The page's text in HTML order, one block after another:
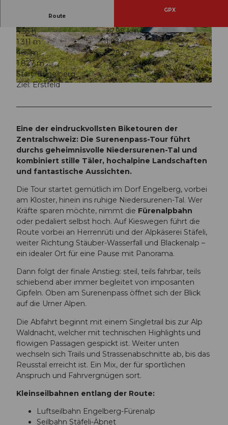
© Denise Rohrer, Bikegenoss Zentralschweiz
© Denise Rohrer, Bikegenoss Zentralschweiz © Denise Rohrer, Bikegenoss Zentralschweiz
Route
GPX
4:55 h
27,98 km
1.311 m
1.834 m
465 m
2.292 m
1.827 m
Start: Engelberg
Ziel: Erstfeld
Eine der eindruckvollsten Biketouren der
Zentralschweiz: Die Surenenpass-Tour führt
durchs geheimnisvolle Niedersurenen-Tal und
kombiniert stille Täler, hochalpine Landschaften
und fantastische Aussichten.
Die Tour startet gemütlich im Dorf Engelberg, vorbei
am Kloster, hinein ins ruhige Niedersurenen-Tal. Wer
Kräfte sparen möchte, nimmt die Fürenalpbahn
oder pedaliert selbst hoch. Auf Kieswegen führt die
Route vorbei an Herrenrüti und der Alpkäserei Stäfeli,
weiter Richtung Stäuber-Wasserfall und Blackenalp –
ein idealer Ort für eine Pause mit Panorama.
Dann folgt der finale Anstieg: steil, teils fahrbar, teils
schiebend aber immer begleitet von imposanten
Gipfeln. Oben am Surenenpass öffnet sich der Blick
auf die Urner Alpen.
Die Abfahrt beginnt mit einem Singletrail bis zur Alp
Waldnacht, welcher mit technischen Highlights und
flowigen Passagen gespickt ist. Weiter unten
wechseln sich Trails und Strassenabschnitte ab, bis das
Reusstal erreicht ist. Ein Mix, der für sportlichen
Anspruch und Fahrvergnügen sort.
Kleinseilbahnen entlang der Route:
Luftseilbahn Engelberg-Fürenalp
Seilbahn Stäfeli-Äbnet